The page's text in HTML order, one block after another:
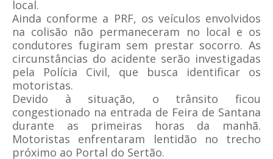
local.
Ainda conforme a PRF, os veículos envolvidos
na colisão não permaneceram no local e os
condutores fugiram sem prestar socorro. As
circunstâncias do acidente serão investigadas
pela Polícia Civil, que busca identificar os
motoristas.
Devido à situação, o trânsito ficou
congestionado na entrada de Feira de Santana
durante as primeiras horas da manhã.
Motoristas enfrentaram lentidão no trecho
próximo ao Portal do Sertão.